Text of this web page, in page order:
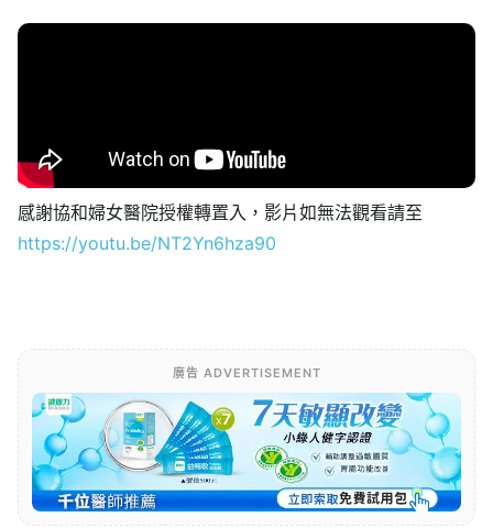
感謝協和婦女醫院授權轉置入，影片如無法觀看請至
https://youtu.be/NT2Yn6hza90
廣告 ADVERTISEMENT